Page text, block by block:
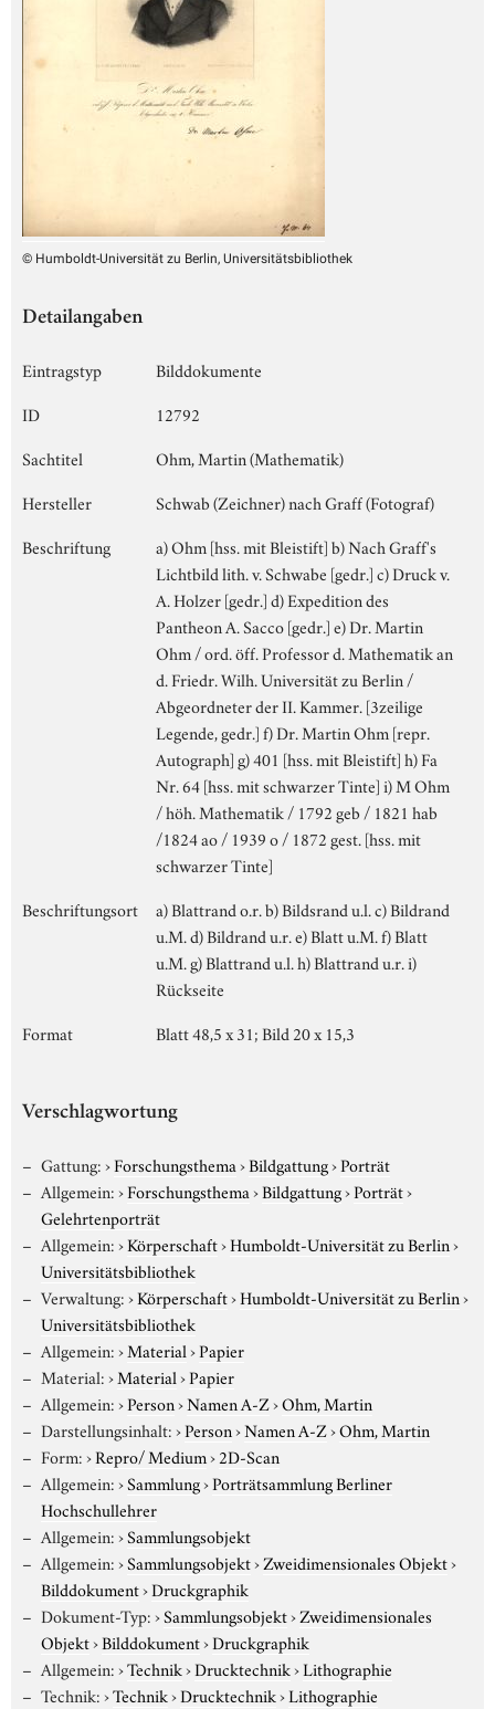
© Humboldt-Universität zu Berlin, Universitätsbibliothek
Detailangaben
Eintragstyp
Bilddokumente
ID
12792
Sachtitel
Ohm, Martin (Mathematik)
Hersteller
Schwab (Zeichner) nach Graff (Fotograf)
Beschriftung
a) Ohm [hss. mit Bleistift] b) Nach Graff's
Lichtbild lith. v. Schwabe [gedr.] c) Druck v.
A. Holzer [gedr.] d) Expedition des
Pantheon A. Sacco [gedr.] e) Dr. Martin
Ohm / ord. öff. Professor d. Mathematik an
d. Friedr. Wilh. Universität zu Berlin /
Abgeordneter der II. Kammer. [3zeilige
Legende, gedr.] f) Dr. Martin Ohm [repr.
Autograph] g) 401 [hss. mit Bleistift] h) Fa
Nr. 64 [hss. mit schwarzer Tinte] i) M Ohm
/ höh. Mathematik / 1792 geb / 1821 hab
/1824 ao / 1939 o / 1872 gest. [hss. mit
schwarzer Tinte]
Beschriftungsort
a) Blattrand o.r. b) Bildsrand u.l. c) Bildrand
u.M. d) Bildrand u.r. e) Blatt u.M. f) Blatt
u.M. g) Blattrand u.l. h) Blattrand u.r. i)
Rückseite
Format
Blatt 48,5 x 31; Bild 20 x 15,3
Verschlagwortung
Gattung:›Forschungsthema›Bildgattung›Porträt
Allgemein:›Forschungsthema›Bildgattung›Porträt›
Gelehrtenporträt
Allgemein:›Körperschaft›Humboldt-Universität zu Berlin›
Universitätsbibliothek
Verwaltung:›Körperschaft›Humboldt-Universität zu Berlin›
Universitätsbibliothek
Allgemein:›Material›Papier
Material:›Material›Papier
Allgemein:›Person›Namen A-Z›Ohm, Martin
Darstellungsinhalt:›Person›Namen A-Z›Ohm, Martin
Form:›Repro/ Medium›2D-Scan
Allgemein:›Sammlung›Porträtsammlung Berliner
Hochschullehrer
Allgemein:›Sammlungsobjekt
Allgemein:›Sammlungsobjekt›Zweidimensionales Objekt›
Bilddokument›Druckgraphik
Dokument-Typ:›Sammlungsobjekt›Zweidimensionales
Objekt›Bilddokument›Druckgraphik
Allgemein:›Technik›Drucktechnik›Lithographie
Technik:›Technik›Drucktechnik›Lithographie